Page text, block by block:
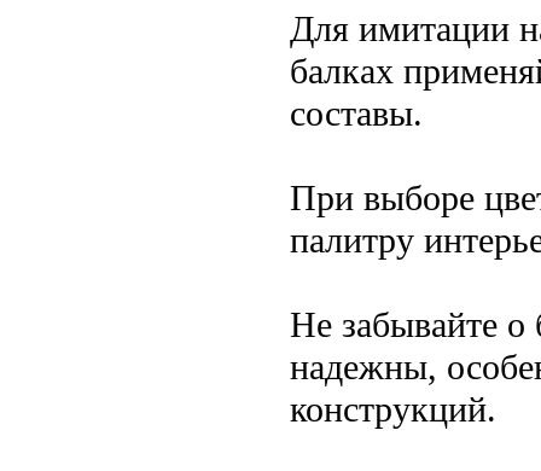
Для имитации
балках
составы.
При выборе
палитру
Не забывайте о
надежны,
конструкций.